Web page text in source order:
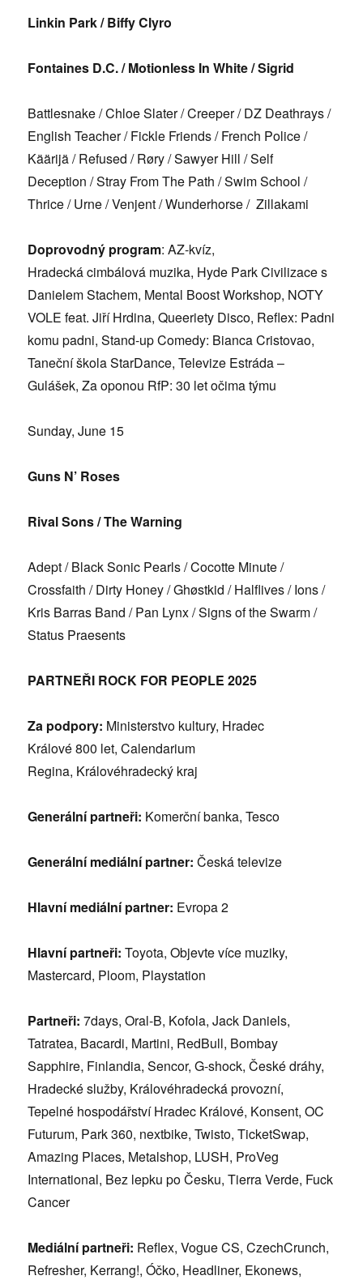
Linkin Park/ Biffy Clyro
Fontaines D.C. / Motionless In White / Sigrid
Battlesnake / Chloe Slater / Creeper / DZ Deathrays /
English Teacher / Fickle Friends / French Police /
Käärijä/ Refused / Røry / Sawyer Hill / Self
Deception /Stray From The Path / Swim School /
Thrice / Urne / Venjent / Wunderhorse / Zillakami
Doprovodný program: AZ-kvíz,
Hradeckácimbálová muzika, Hyde Park Civilizace s
Danielem Stachem, Mental Boost Workshop, NOTY
VOLE feat. Jiří Hrdina, Queeriety Disco, Reflex: Padni
komu padni, Stand-up Comedy: Bianca Cristovao,
Taneční škola StarDance, Televize Estráda –
Gulášek, Za oponou RfP: 30 let očima týmu
Sunday, June 15
Guns N’ Roses
Rival Sons / The Warning
Adept / Black Sonic Pearls / Cocotte Minute /
Crossfaith / Dirty Honey / Ghøstkid / Halflives / Ions /
Kris Barras Band / Pan Lynx / Signs of the Swarm /
Status Praesents
PARTNEŘI ROCK FOR PEOPLE 2025
Za podpory: Ministerstvo kultury, Hradec
Králové 800 let,Calendarium
Regina, Královéhradecký kraj
Generální partneři: Komerční banka, Tesco
Generálnímediálnípartner: Česká televize
Hlavnímediálnípartner: Evropa 2
Hlavní partneři: Toyota, Objevte více muziky,
Mastercard, Ploom, Playstation
Partneři:7days, Oral-B, Kofola, Jack Daniels,
Tatratea, Bacardi, Martini, RedBull, Bombay
Sapphire, Finlandia, Sencor, G-shock, České dráhy,
Hradeckéslužby, Královéhradecká provozní,
Tepelné hospodářství Hradec Králové, Konsent, OC
Futurum, Park 360, nextbike, Twisto, TicketSwap,
Amazing Places, Metalshop, LUSH, ProVeg
International, Bez lepku po Česku, Tierra Verde, Fuck
Cancer
Mediální partneři: Reflex, Vogue CS, CzechCrunch,
Refresher, Kerrang!, Óčko, Headliner, Ekonews,